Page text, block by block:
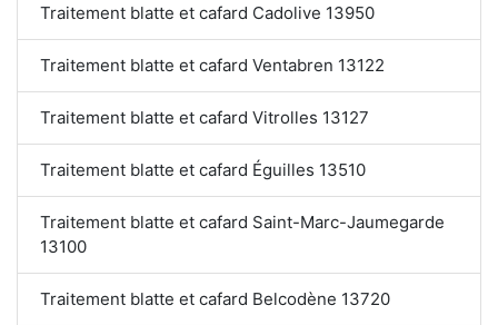
Traitement blatte et cafard Cadolive 13950
Traitement blatte et cafard Ventabren 13122
Traitement blatte et cafard Vitrolles 13127
Traitement blatte et cafard Éguilles 13510
Traitement blatte et cafard Saint-Marc-Jaumegarde
13100
Traitement blatte et cafard Belcodène 13720